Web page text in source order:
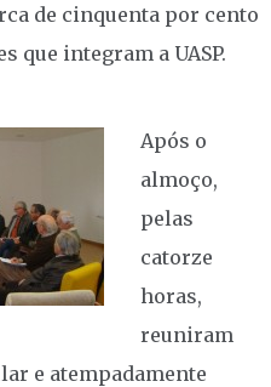
de cinquenta por cento
que integram a UASP.
Após o
almoço,
pelas
catorze
horas,
reuniram
e atempadamente